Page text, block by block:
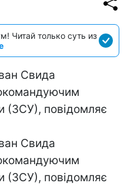
Читай только суть из
Свида
(ЗСУ), повідомляє
Свида
(ЗСУ), повідомляє